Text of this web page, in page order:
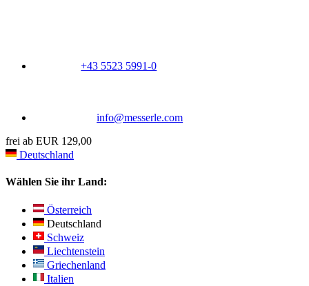
+43 5523 5991-0
info@messerle.com
frei ab EUR 129,00
Deutschland
Wählen Sie ihr Land:
Österreich
Deutschland
Schweiz
Liechtenstein
Griechenland
Italien